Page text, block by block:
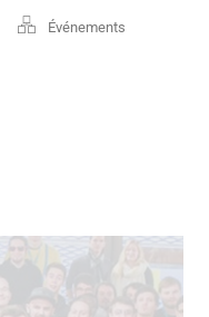
Événements